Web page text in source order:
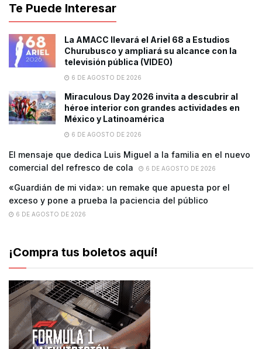
Te Puede Interesar
La AMACC llevará el Ariel 68 a Estudios
Churubusco y ampliará su alcance con la
televisión pública (VIDEO)
6 DE AGOSTO DE 2026
Miraculous Day 2026 invita a descubrir al
héroe interior con grandes actividades en
México y Latinoamérica
6 DE AGOSTO DE 2026
El mensaje que dedica Luis Miguel a la familia en el nuevo
comercial del refresco de cola
6 DE AGOSTO DE 2026
«Guardián de mi vida»: un remake que apuesta por el
exceso y pone a prueba la paciencia del público
6 DE AGOSTO DE 2026
¡Compra tus boletos aquí!